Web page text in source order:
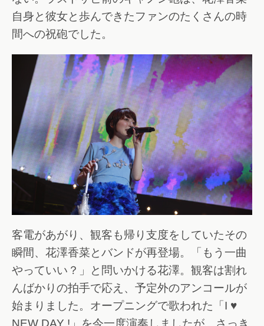
自身と彼女と歩んできたファンのたくさんの時
間への祝砲でした。
客電があがり、観客も帰り支度をしていたその
瞬間、花澤香菜とバンドが再登場。「もう一曲
やっていい？」と問いかける花澤。観客は割れ
んばかりの拍手で応え、予定外のアンコールが
始まりました。オープニングで歌われた「I ♥
NEW DAY !」を今一度演奏しましたが、さっき